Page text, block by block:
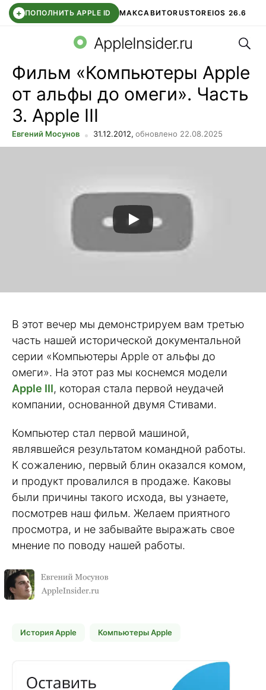
+ ПОПОЛНИТЬ APPLE ID МАКСАВИТОRUSTOREIOS 26.6
СБЕР КИДС ВТБ ОНЛАЙН ЧАТ В ROBLOX
AppleInsider.ru
Фильм «Компьютеры Apple
от альфы до омеги». Часть
3. Apple III
Евгений Мосунов 31.12.2012, обновлено 22.08.2025
В этот вечер мы демонстрируем вам третью
часть нашей исторической документальной
серии «Компьютеры Apple от альфы до
омеги». На этот раз мы коснемся модели
Apple III, которая стала первой неудачей
компании, основанной двумя Стивами.
Компьютер стал первой машиной,
являвшейся результатом командной работы.
К сожалению, первый блин оказался комом,
и продукт провалился в продаже. Каковы
были причины такого исхода, вы узнаете,
посмотрев наш фильм. Желаем приятного
просмотра, и не забывайте выражать свое
мнение по поводу нашей работы.
История Apple Компьютеры Apple